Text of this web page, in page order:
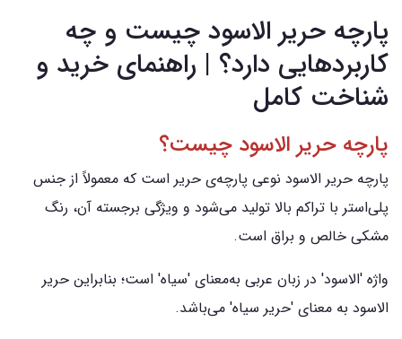
پارچه حریر الاسود چیست و چه
کاربردهایی دارد؟ | راهنمای خرید و
شناخت کامل
پارچه حریر الاسود چیست؟
پارچه حریر الاسود نوعی پارچه‌ی حریر است که معمولاً از جنس
پلی‌استر با تراکم بالا تولید می‌شود و ویژگی برجسته آن، رنگ
مشکی خالص و براق است.
واژه 'الاسود' در زبان عربی به‌معنای 'سیاه' است؛ بنابراین حریر
الاسود به معنای 'حریر سیاه' می‌باشد.